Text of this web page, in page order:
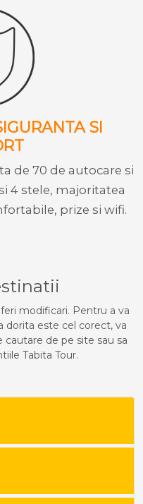
SI
de 70 de autocare si
4 stele, majoritatea
prize si wifi.
modificari. Pentru a va
dorita este cel corect, va
de pe site sau sa
Tabita Tour.